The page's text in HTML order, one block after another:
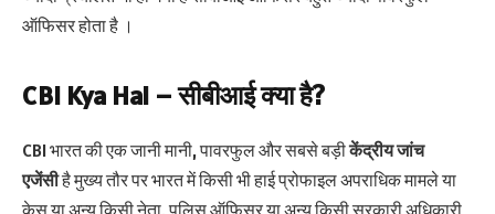
ऑफिसर होता है ।
CBI Kya Hai – सीबीआई क्‍या है?
CBI भारत की एक जानी मानी, पावरफुल और सबसे बड़ीकेंद्रीय जांच
एजेंसीहै मुख्य तौर पर भारत में किसी भी हाई प्रोफाइल अपराधिक मामले या